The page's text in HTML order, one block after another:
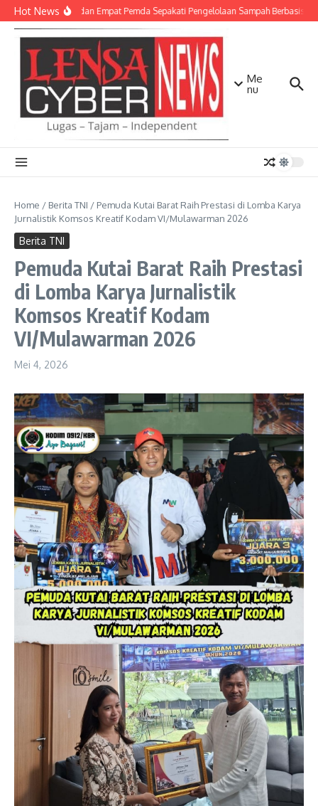
Lewati ke konten
Hot NewsTNI AD dan Empat Pemda Sepakati Pengelolaan Sampah Berbasis
Me
nu
Home / Berita TNI / Pemuda Kutai Barat Raih Prestasi di Lomba Karya
Jurnalistik Komsos Kreatif Kodam VI/Mulawarman 2026
Berita TNI
Pemuda Kutai Barat Raih Prestasi
di Lomba Karya Jurnalistik
Komsos Kreatif Kodam
VI/Mulawarman 2026
Mei 4, 2026